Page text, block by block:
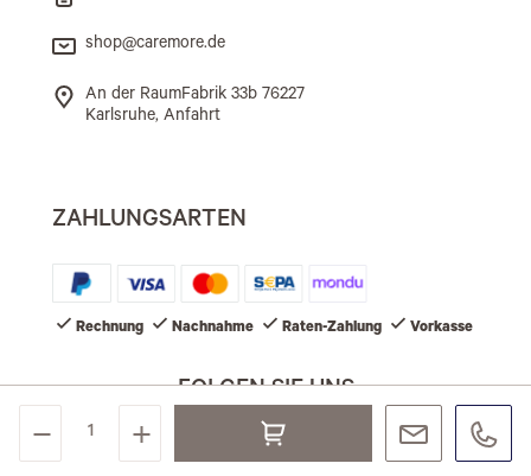
shop@caremore.de
An der RaumFabrik 33b 76227
Karlsruhe, Anfahrt
ZAHLUNGSARTEN
Rechnung Nachnahme Raten-Zahlung Vorkasse
©2026 IONTO Health & Beauty
FOLGEN SIE UNS